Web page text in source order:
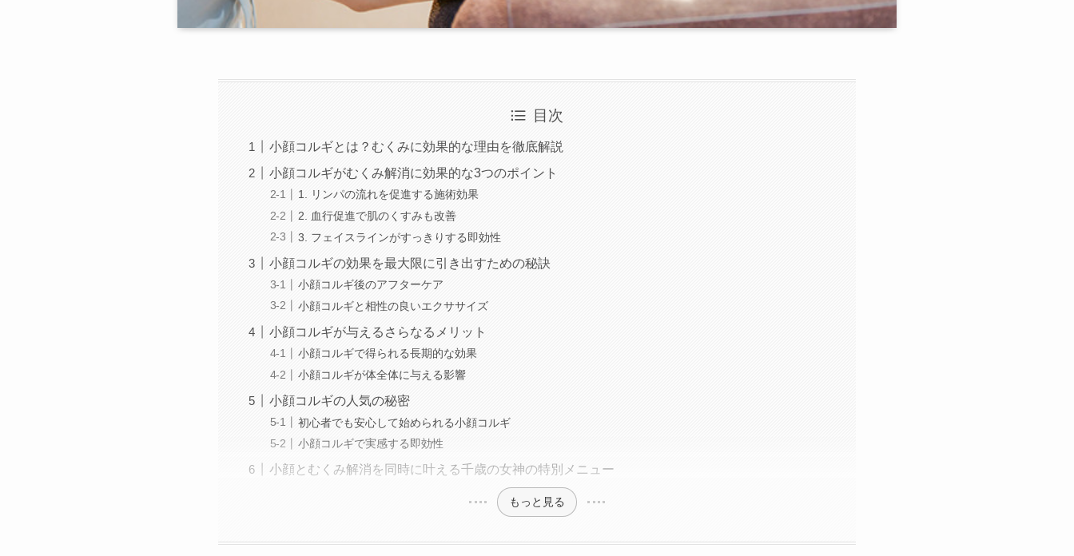
目次
小顔コルギとは？むくみに効果的な理由を徹底解説
小顔コルギがむくみ解消に効果的な3つのポイント
1. リンパの流れを促進する施術効果
2. 血行促進で肌のくすみも改善
3. フェイスラインがすっきりする即効性
小顔コルギの効果を最大限に引き出すための秘訣
小顔コルギ後のアフターケア
小顔コルギと相性の良いエクササイズ
小顔コルギが与えるさらなるメリット
小顔コルギで得られる長期的な効果
小顔コルギが体全体に与える影響
小顔コルギの人気の秘密
初心者でも安心して始められる小顔コルギ
小顔コルギで実感する即効性
小顔とむくみ解消を同時に叶える千歳の女神の特別メニュー
もっと見る
久屋大通店 刈谷店